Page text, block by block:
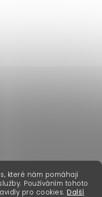
které nám pomáhají
Používáním tohoto
pro cookies. Další
práva vyhrazena.